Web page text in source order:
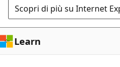
Scopri di più su Internet
Learn